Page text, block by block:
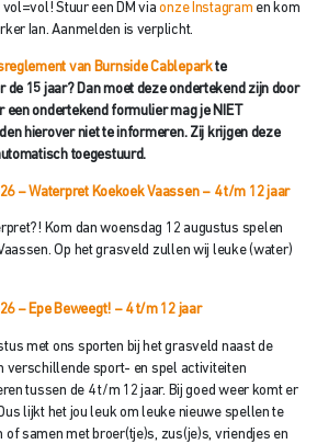
vol=vol! Stuur een DM viaonze Instagram en kom
Ian. Aanmelden is verplicht.
van Burnside Cableparkte
de 15 jaar? Dan moet deze ondertekend zijndoor
ondertekend formulier mag je NIET
hierover niet te informeren. Zij krijgen deze
toegestuurd.
– Waterpret Koekoek Vaassen– 4 t/m 12 jaar
Kom dan woensdag 12 augustus spelen
Op het grasveld zullen wij leuke (water)
– Epe Beweegt!– 4 t/m 12 jaar
met ons sporten bij het grasveld naast de
verschillende sport- en spel activiteiten
tussen de 4 t/m 12 jaar. Bij goed weer komt er
lijkt het jou leuk om leuke nieuwe spellen te
of samen met broer(tje)s, zus(je)s, vriendjes en